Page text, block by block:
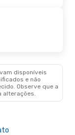
disponíveis
e não
Observe que a
alterações.